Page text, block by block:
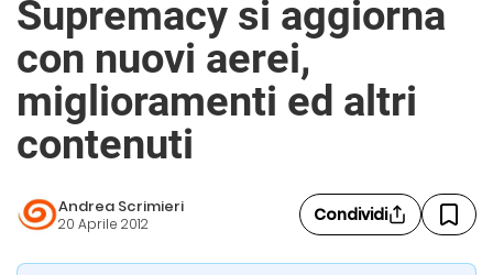
Supremacy si aggiorna
con nuovi aerei,
miglioramenti ed altri
contenuti
Andrea Scrimieri
20 Aprile 2012 Condividi